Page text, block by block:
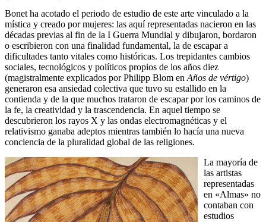
Bonet ha acotado el periodo de estudio de este arte vinculado a la
mística y creado por mujeres: las aquí representadas nacieron en las
décadas previas al fin de la I Guerra Mundial y dibujaron, bordaron
o escribieron con una finalidad fundamental, la de escapar a
dificultades tanto vitales como históricas. Los trepidantes cambios
sociales, tecnológicos y políticos propios de los años diez
(magistralmente explicados por Philipp Blom en Años de vértigo)
generaron esa ansiedad colectiva que tuvo su estallido en la
contienda y de la que muchos trataron de escapar por los caminos de
la fe, la creatividad y la trascendencia. En aquel tiempo se
descubrieron los rayos X y las ondas electromagnéticas y el
relativismo ganaba adeptos mientras también lo hacía una nueva
conciencia de la pluralidad global de las religiones.
La mayoría de
las artistas
representadas
en «Almas» no
contaban con
estudios